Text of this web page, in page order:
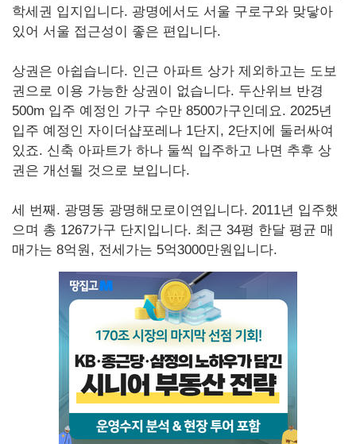
학세권 입지입니다. 광명에서도 서울 구로구와 맞닿아
있어 서울 접근성이 좋은 편입니다.
상권은 아쉽습니다. 인근 아파트 상가 제외하고는 도보
권으로 이용 가능한 상권이 없습니다. 두산위브 반경
500m 입주 예정인 가구 수만 8500가구인데요. 2025년
입주 예정인 자이더샵포레나 1단지, 2단지에 둘러싸여
있죠. 신축 아파트가 하나 둘씩 입주하고 나면 추후 상
권은 개선될 것으로 보입니다.
세 번째. 광명동 광명해모로이연입니다. 2011년 입주했
으며 총 1267가구 단지입니다. 최근 34평 한달 평균 매
매가는 8억원, 전세가는 5억3000만원입니다.